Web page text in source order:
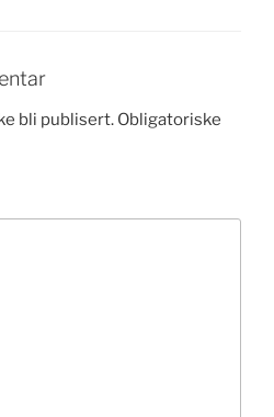
bli publisert. Obligatoriske